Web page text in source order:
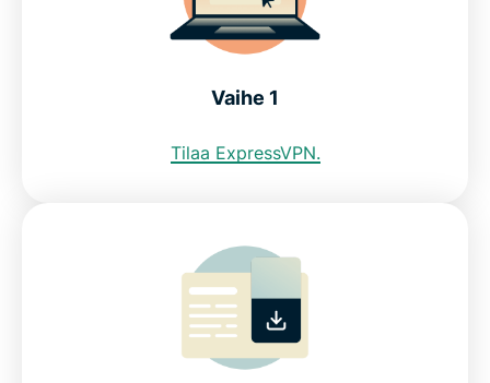
ExpressVPN muissa maissa
Ota selvää, miksi ihmiset luottavat ExpressVPN:n
käyttöön Malesiassa
How to set up ExpressVPN for Malaysia
Everyday uses for a Malaysia VPN
Vaihe 1
Tilaa ExpressVPN.